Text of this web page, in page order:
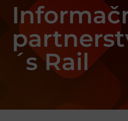
´s Rail